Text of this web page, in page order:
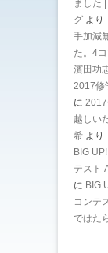
ました
グ より
手加減
た。4
濱田功
2017修
に
越しい
希 より
BIG
テスト
に BIG
コンテ
ではた